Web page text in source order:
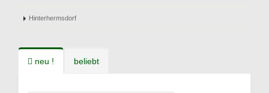
Hinterhermsdorf
neu ! beliebt